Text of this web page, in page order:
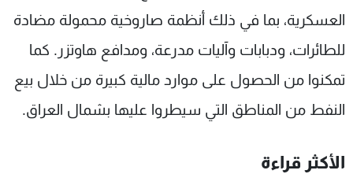
العسكرية، بما في ذلك أنظمة صاروخية محمولة مضادة
للطائرات، ودبابات وآليات مدرعة، ومدافع هاوتزر. كما
تمكنوا من الحصول على موارد مالية كبيرة من خلال بيع
النفط من المناطق التي سيطروا عليها بشمال العراق.
الأكثر قراءة